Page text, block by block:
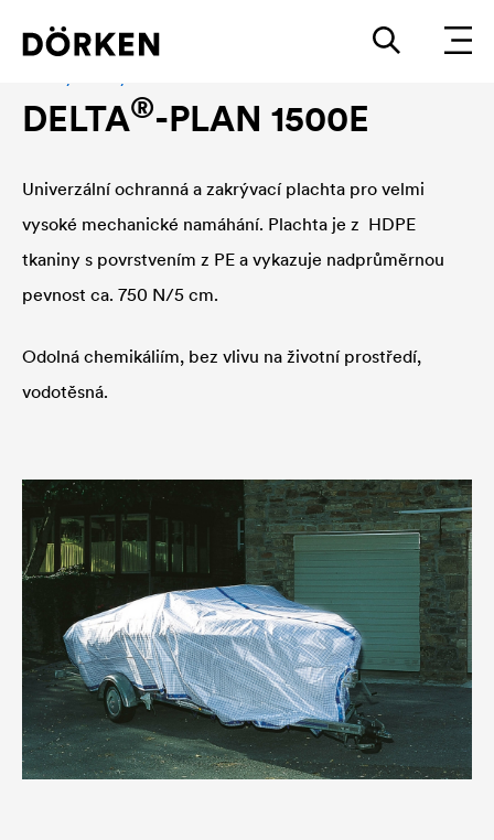
DELTA®-PLAN 1500E
Univerzální ochranná a zakrývací plachta pro velmi
vysoké mechanické namáhání. Plachta je z HDPE
tkaniny s povrstvením z PE a vykazuje nadprůměrnou
pevnost ca. 750 N/5 cm.
Odolná chemikáliím, bez vlivu na životní prostředí,
vodotěsná.